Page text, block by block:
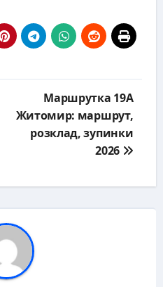
Маршрутка 19А
Житомир: маршрут,
розклад, зупинки
2026